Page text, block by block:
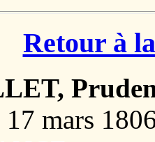
Retour à
17 mars